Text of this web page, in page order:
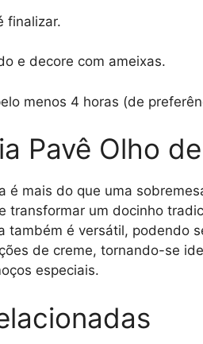
finalizar.
e decore com ameixas.
menos 4 horas (de
Pavê Olho
é mais do que uma
transformar um docinho
também é versátil, podendo
de creme, tornando-se
especiais.